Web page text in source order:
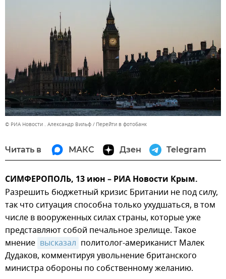
© РИА Новости . Александр Вильф Перейти в фотобанк
Читать в МАКС Дзен Telegram
СИМФЕРОПОЛЬ, 13 июн – РИА Новости Крым.
Разрешить бюджетный кризис Британии не под силу,
так что ситуация способна только ухудшаться, в том
числе в вооруженных силах страны, которые уже
представляют собой печальное зрелище. Такое
мнение высказал политолог-американист Малек
Дудаков, комментируя увольнение британского
министра обороны по собственному желанию.